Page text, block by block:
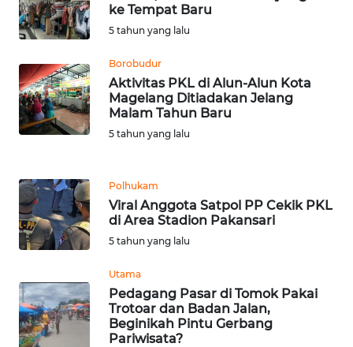
ke Tempat Baru
5 tahun yang lalu
Borobudur
Aktivitas PKL di Alun-Alun Kota
Magelang Ditiadakan Jelang
Malam Tahun Baru
5 tahun yang lalu
Polhukam
Viral Anggota Satpol PP Cekik PKL
di Area Stadion Pakansari
5 tahun yang lalu
Utama
Pedagang Pasar di Tomok Pakai
Trotoar dan Badan Jalan,
Beginikah Pintu Gerbang
Pariwisata?
WN
NIAS
WN
LANGKAT
WN
WN
TANJUNG
LESUNG
WN
KARO